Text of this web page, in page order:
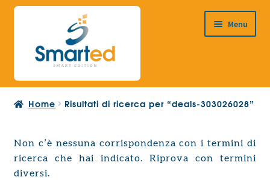
Vai
navigazione
Vai
contenuto
Menu
HOME
PRODOTTI
Espandi
il
PROGETTAZIONE EUROPEA
Home Risultati di ricerca per “deals-303026028”
Non c’è nessuna corrispondenza con i termini di
ricerca che hai indicato. Riprova con termini
diversi.